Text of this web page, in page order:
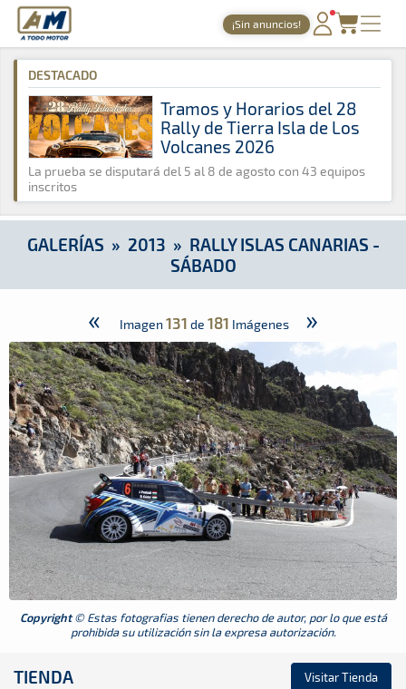
A Todo Motor · Revista del motor desde 1999
¡Sin anuncios!
PORTADA
TIEMPOS ONLINE
NOTICIAS
AGENDA
GALERÍAS
TIENDA
A Todo Motor » Galerías » 2013 » Rally Islas Canarias - Sábado
DESTACADO
Tramos y Horarios del 28
Rally de Tierra Isla de Los
Volcanes 2026
La prueba se disputará del 5 al 8 de agosto con 43 equipos
inscritos
GALERÍAS » 2013 » RALLY ISLAS CANARIAS -
SÁBADO
« Imagen 131 de 181 Imágenes »
Copyright© Estas fotografias tienen derecho de autor, por lo que está
prohibida su utilización sin la expresa autorización.
TIENDA Visitar Tienda